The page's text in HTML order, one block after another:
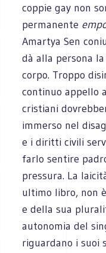
coppie gay non
permanente
Amartya Sen
dà alla persona
corpo. Troppo
continuo appello
cristiani
immerso nel
e i diritti civili
farlo sentire
pressura. La
ultimo libro, non
e della sua
autonomia del
riguardano i suoi